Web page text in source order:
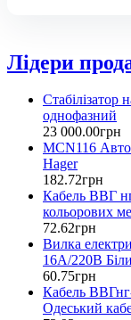
Лідери
однофазний
23 000.00грн
MCN116
Hager
182.72грн
Кабель ВВГ
кольорових
72.62грн
Вилка
16А/220В
60.75грн
Кабель
Одеський